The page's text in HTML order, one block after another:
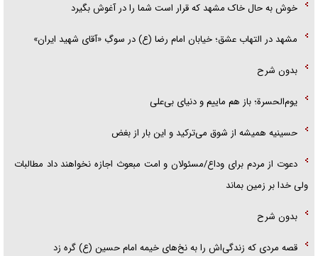
خوش به حال خاک مشهد که قرار است شما را در آغوش بگیرد
مشهد در التهاب عشق؛ خیابان امام رضا (ع) در سوگِ «آقای شهید ایران»
بدون شرح
یوم‌الحسرة؛ باز هم ماییم و دنیای بی‌علی
حسینیه همیشه از شوق می‌ترکید و این بار از بغض
دعوت از مردم برای وداع/مسئولان و امت مبعوث اجازه نخواهند داد مطالبات
ولی خدا بر زمین بماند
بدون شرح
قصه مردی که زندگی‌اش را به نخ‌های خیمه امام حسین (ع) گره زد